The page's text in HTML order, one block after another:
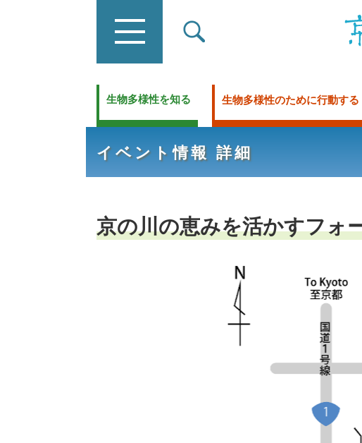
生物多様性を知る 生物多様性のために行動する
イベント情報 詳細
京の川の恵みを活かすフォ